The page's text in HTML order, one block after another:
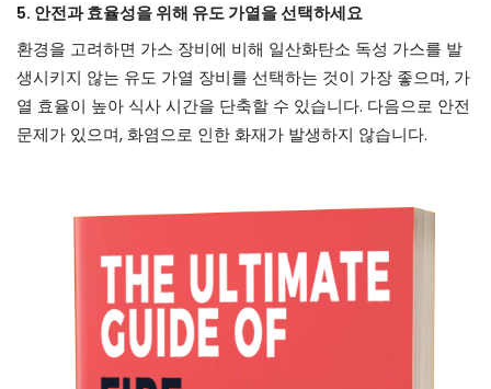
5. 안전과 효율성을 위해 유도 가열을 선택하세요
환경을 고려하면 가스 장비에 비해 일산화탄소 독성 가스를 발
생시키지 않는 유도 가열 장비를 선택하는 것이 가장 좋으며, 가
열 효율이 높아 식사 시간을 단축할 수 있습니다. 다음으로 안전
문제가 있으며, 화염으로 인한 화재가 발생하지 않습니다.